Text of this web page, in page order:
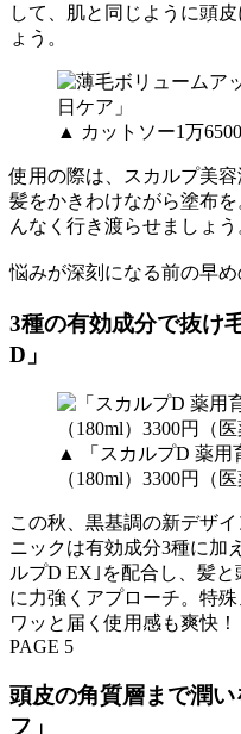
して、肌と同じように頭
ょう。
▲ カットソー1万
使用の際は、スカルプ美
髪をかきわけながら塗布
んなく行き渡らせましょう
悩みが深刻になる前の早め
3種の有効成分で抜け
D」
▲ 「スカルプD 薬用
（180ml）3300円（
この秋、黒基調の新デザ
ニックは有効成分3種に加
ルプD EX｣を配合し、髪
に力強くアプローチ。特
ワッと届く使用感も爽快！
PAGE 5
頭皮の角質層まで潤
フ」